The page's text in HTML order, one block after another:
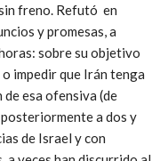
freno. Refutó en
y promesas, a
sobre su objetivo
impedir que Irán tenga
de esa ofensiva (de
a dos y
de Israel y con